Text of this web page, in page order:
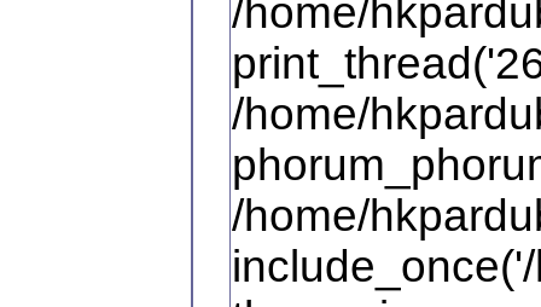
/home/
/home/
/home/